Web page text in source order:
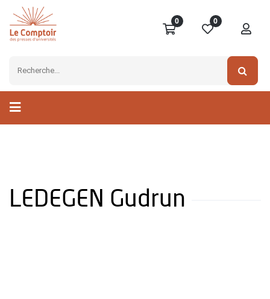
0 0
LEDEGEN Gudrun